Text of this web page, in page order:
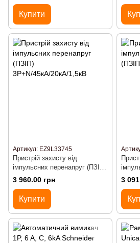
Купити
Артикул: EZ9L33745
Пристрій захисту від
імпульсних перенапруг (ПЗІП)
3Р+N/45кА/20кА/1,5кВ
3 960.00 грн
Купити
3Р/
3